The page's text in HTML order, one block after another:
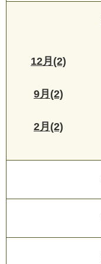
12月(2)
9月(2)
2月(2)